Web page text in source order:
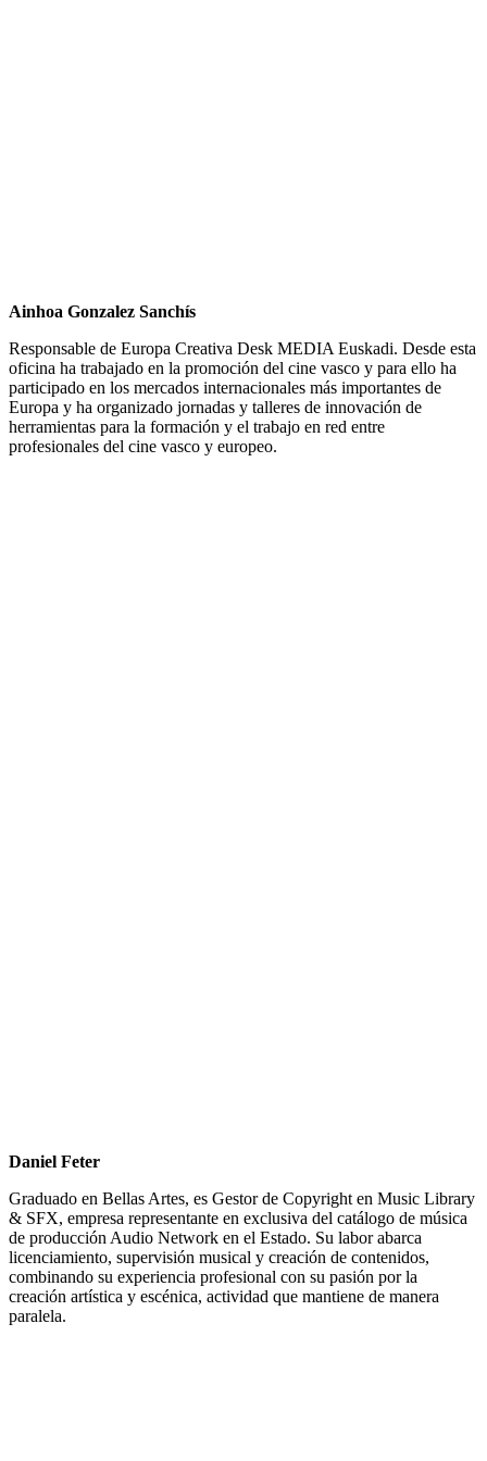
Ainhoa Gonzalez Sanchís
Responsable de Europa Creativa Desk MEDIA Euskadi. Desde esta
oficina ha trabajado en la promoción del cine vasco y para ello ha
participado en los mercados internacionales más importantes de
Europa y ha organizado jornadas y talleres de innovación de
herramientas para la formación y el trabajo en red entre
profesionales del cine vasco y europeo.
Daniel Feter
Graduado en Bellas Artes, es Gestor de Copyright en Music Library
& SFX, empresa representante en exclusiva del catálogo de música
de producción Audio Network en el Estado. Su labor abarca
licenciamiento, supervisión musical y creación de contenidos,
combinando su experiencia profesional con su pasión por la
creación artística y escénica, actividad que mantiene de manera
paralela.